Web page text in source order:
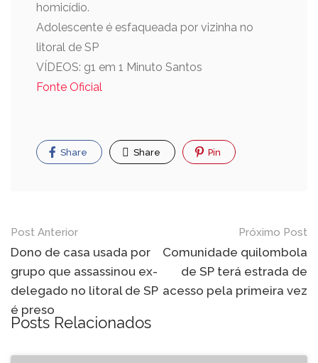
homicídio.
Adolescente é esfaqueada por vizinha no
litoral de SP
VÍDEOS: g1 em 1 Minuto Santos
Fonte Oficial
Share Share Pin
Post Anterior
Dono de casa usada por
grupo que assassinou ex-
delegado no litoral de SP
é preso
Próximo Post
Comunidade quilombola
de SP terá estrada de
acesso pela primeira vez
Posts Relacionados